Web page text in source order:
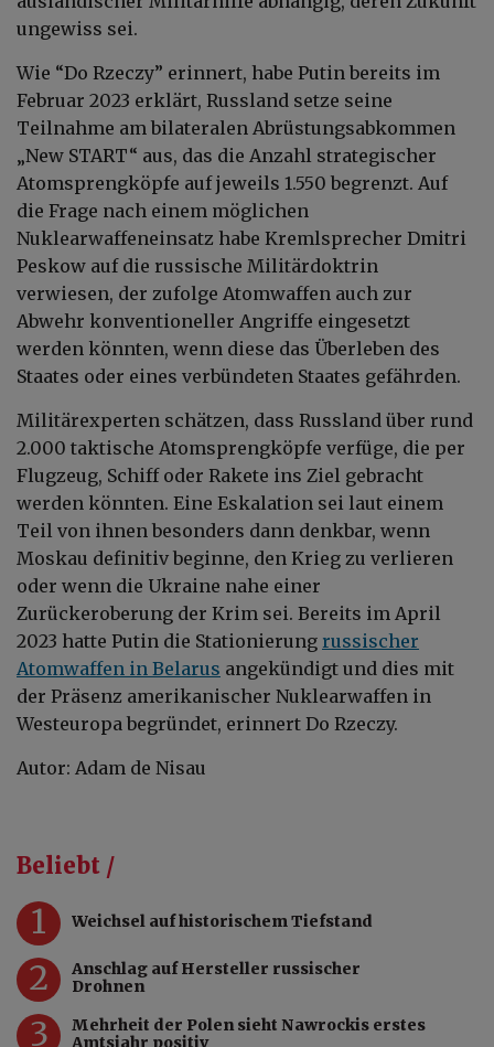
ungewiss sei.
Wie “Do Rzeczy” erinnert, habe Putin bereits im
Februar 2023 erklärt, Russland setze seine
Teilnahme am bilateralen Abrüstungsabkommen
„New START“ aus, das die Anzahl strategischer
Atomsprengköpfe auf jeweils 1.550 begrenzt. Auf
die Frage nach einem möglichen
Nuklearwaffeneinsatz habe Kremlsprecher Dmitri
Peskow auf die russische Militärdoktrin
verwiesen, der zufolge Atomwaffen auch zur
Abwehr konventioneller Angriffe eingesetzt
werden könnten, wenn diese das Überleben des
Staates oder eines verbündeten Staates gefährden.
Militärexperten schätzen, dass Russland über rund
2.000 taktische Atomsprengköpfe verfüge, die per
Flugzeug, Schiff oder Rakete ins Ziel gebracht
werden könnten. Eine Eskalation sei laut einem
Teil von ihnen besonders dann denkbar, wenn
Moskau definitiv beginne, den Krieg zu verlieren
oder wenn die Ukraine nahe einer
Zurückeroberung der Krim sei. Bereits im April
2023 hatte Putin die Stationierung russischer
Atomwaffen in Belarus angekündigt und dies mit
der Präsenz amerikanischer Nuklearwaffen in
Westeuropa begründet, erinnert Do Rzeczy.
Autor: Adam de Nisau
Beliebt /
1 Weichsel auf historischem Tiefstand
2
Anschlag auf Hersteller russischer
Drohnen
3
Mehrheit der Polen sieht Nawrockis erstes
Amtsjahr positiv